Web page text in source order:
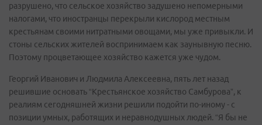
разрушено, что сельское хозяйство задушено непомерными
налогами, что иностранцы перекрыли кислород местным
крестьянам своими нитратными овощами, мы уже привыкли. И
стоны сельских жителей воспринимаем как заунывную песню.
Поэтому процветающее хозяйство кажется уже чудом.
Георгий Иванович и Людмила Алексеевна, пять лет назад
решившие основать “Крестьянское хозяйство Самбурова”, к
реалиям сегодняшней жизни решили подойти по-иному - с
позиции умных, работящих и неравнодушных людей. “Я бы не